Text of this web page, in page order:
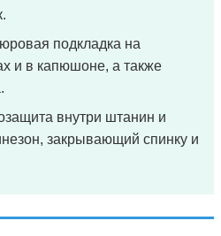
подкладка на
и в капюшоне, а также
внутри штанин и
закрывающий спинку и